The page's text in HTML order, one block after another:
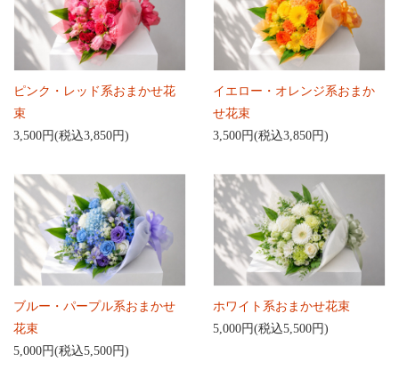
ピンク・レッド系おまかせ花
束
3,500円(税込3,850円)
イエロー・オレンジ系おまか
せ花束
3,500円(税込3,850円)
ブルー・パープル系おまかせ
花束
5,000円(税込5,500円)
ホワイト系おまかせ花束
5,000円(税込5,500円)